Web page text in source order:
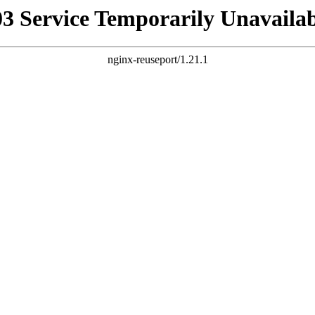
Service Temporarily
nginx-reuseport/1.21.1